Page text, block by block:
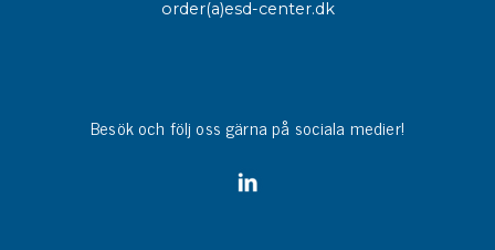
order(a)esd-center.dk
Besök och följ oss gärna på sociala medier!